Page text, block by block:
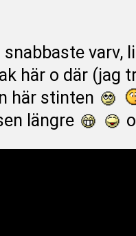
snabbaste
här o där (jag
här stinten
längre